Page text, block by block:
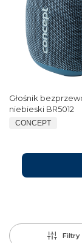
Głośnik
niebieski BR5012
CONCEPT
Filtry